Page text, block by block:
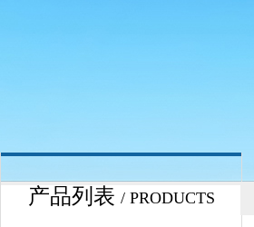
产品列表 / PRODUCTS